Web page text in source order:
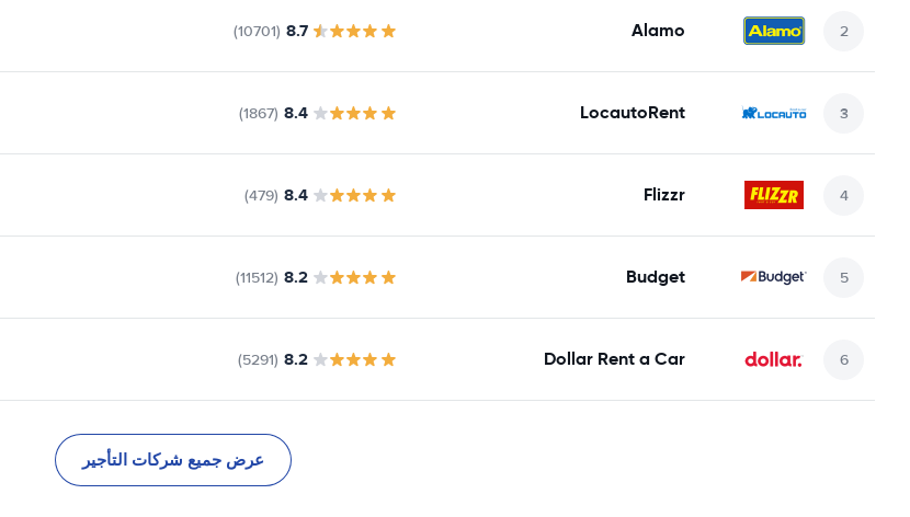
Alamo
8.7
(10701)
LocautoRent
8.4
(1867)
Flizzr
8.4
(479)
Budget
8.2
(11512)
Dollar Rent a Car
8.2
(5291)
عرض جميع شركات التأجير